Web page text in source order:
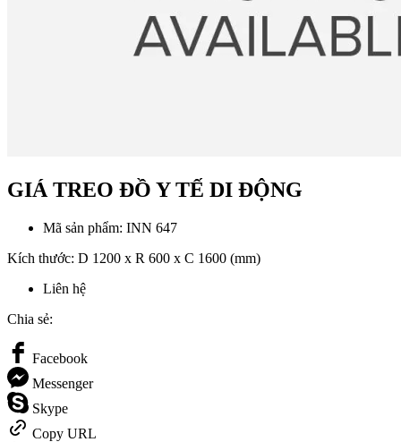
GIÁ TREO ĐỒ Y TẾ DI ĐỘNG
Mã sản phẩm: INN 647
Kích thước: D 1200 x R 600 x C 1600 (mm)
Liên hệ
Chia sẻ:
Facebook
Messenger
Skype
Copy URL